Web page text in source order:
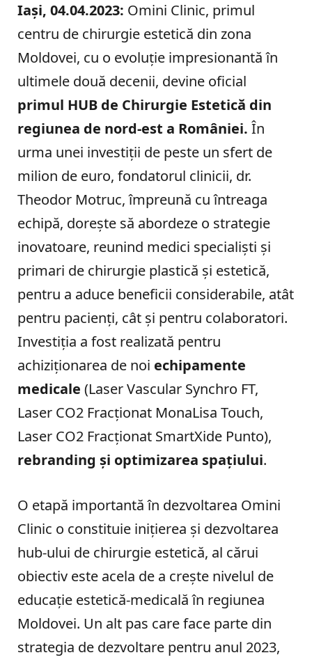
Iași, 04.04.2023: Omini Clinic, primul
centru de chirurgie estetică din zona
Moldovei, cu o evoluție impresionantă în
ultimele două decenii, devine oficial
primul HUB de Chirurgie Estetică din
regiunea de nord-est a României. În
urma unei investiții de peste un sfert de
milion de euro, fondatorul clinicii, dr.
Theodor Motruc, împreună cu întreaga
echipă, dorește să abordeze o strategie
inovatoare, reunind medici specialiști și
primari de chirurgie plastică și estetică,
pentru a aduce beneficii considerabile, atât
pentru pacienți, cât și pentru colaboratori.
Investiția a fost realizată pentru
achiziționarea de noi echipamente
medicale (Laser Vascular Synchro FT,
Laser CO2 Fracționat MonaLisa Touch,
Laser CO2 Fracționat SmartXide Punto),
rebranding și optimizarea spațiului.
O etapă importantă în dezvoltarea Omini
Clinic o constituie inițierea și dezvoltarea
hub-ului de chirurgie estetică, al cărui
obiectiv este acela de a crește nivelul de
educație estetică-medicală în regiunea
Moldovei. Un alt pas care face parte din
strategia de dezvoltare pentru anul 2023,